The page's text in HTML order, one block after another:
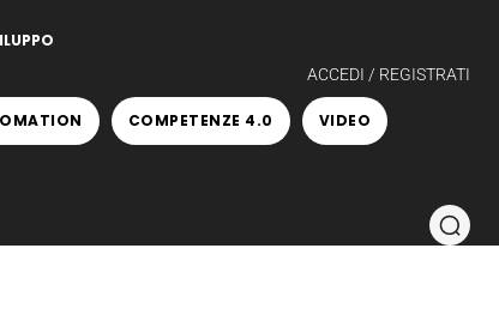
ACCEDI / REGISTRATI
COMPETENZE 4.0 VIDEO